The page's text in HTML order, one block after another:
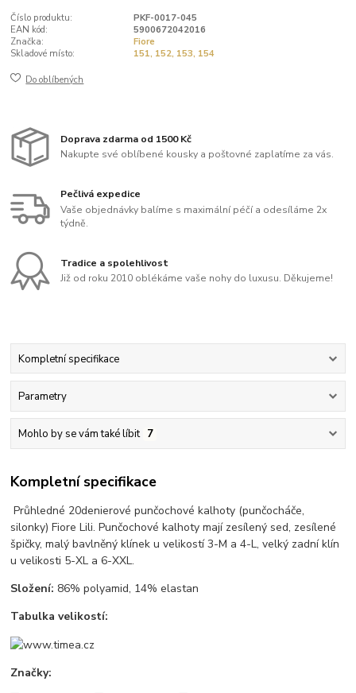
Číslo produktu:
PKF-0017-045
EAN kód:
5900672042016
Značka:
Fiore
Skladové místo:
151, 152, 153, 154
Do oblíbených
Doprava zdarma od 1500 Kč
Nakupte své oblíbené kousky a poštovné zaplatíme za vás.
Pečlivá expedice
Vaše objednávky balíme s maximální péčí a odesíláme 2x
týdně.
Tradice a spolehlivost
Již od roku 2010 oblékáme vaše nohy do luxusu. Děkujeme!
Kompletní specifikace
Parametry
Mohlo by se vám také líbit 7
Kompletní specifikace
Průhledné 20denierové punčochové kalhoty (punčocháče,
silonky) Fiore Lili. Punčochové kalhoty mají zesílený sed, zesílené
špičky, malý bavlněný klínek u velikostí 3-M a 4-L, velký zadní klín
u velikosti 5-XL a 6-XXL.
Složení: 86% polyamid, 14% elastan
Tabulka velikostí:
Značky: